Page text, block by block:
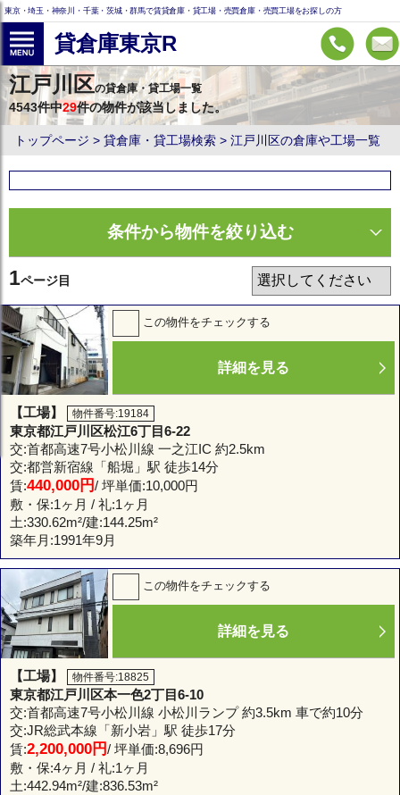
東京・埼玉・神奈川・千葉・茨城・群馬で賃貸倉庫・貸工場・売買倉庫・売買工場をお探しの方
貸倉庫東京R
江戸川区の貸倉庫・貸工場一覧
4543件中29件の物件が該当しました。
トップページ 貸倉庫・貸工場検索 江戸川区の倉庫や工場一覧
条件から物件を絞り込む
1ページ目
この物件をチェックする
詳細を見る
【工場】 物件番号:19184
東京都江戸川区松江6丁目6-22
交:首都高速7号小松川線 一之江IC 約2.5km
交:都営新宿線「船堀」駅 徒歩14分
賃:440,000円/ 坪単価:10,000円
敷・保:1ヶ月 / 礼:1ヶ月
土:330.62m²/建:144.25m²
築年月:1991年9月
この物件をチェックする
詳細を見る
【工場】 物件番号:18825
東京都江戸川区本一色2丁目6-10
交:首都高速7号小松川線 小松川ランプ 約3.5km 車で約10分
交:JR総武本線「新小岩」駅 徒歩17分
賃:2,200,000円/ 坪単価:8,696円
敷・保:4ヶ月 / 礼:1ヶ月
土:442.94m²/建:836.53m²